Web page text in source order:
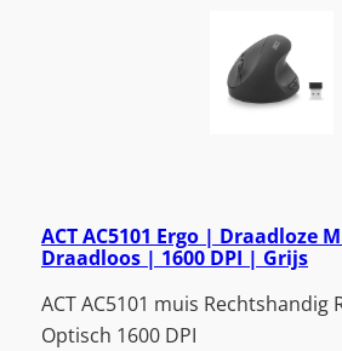
ACT AC5101 Ergo | Draadloze
Draadloos | 1600 DPI | Grijs
ACT AC5101 muis Rechtshandig
Optisch 1600 DPI